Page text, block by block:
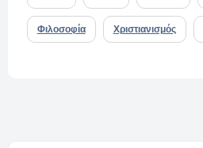
Φιλοσοφία Χριστιανισμός